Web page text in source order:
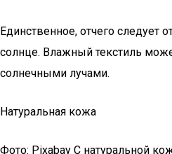
Единственное, отчего следует
солнце. Влажный текстиль
солнечными лучами.
Натуральная кожа
Фото: Pixabay С натуральной